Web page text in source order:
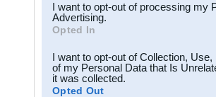
I want to opt-out of processing my
Advertising.
Opted In
I want to opt-out of Collection,
of my Personal Data that Is
it was collected.
Opted Out